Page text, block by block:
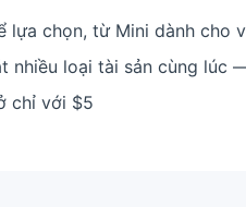
lựa chọn, từ Mini dành cho
nhiều loại tài sản cùng lúc
chỉ với $5